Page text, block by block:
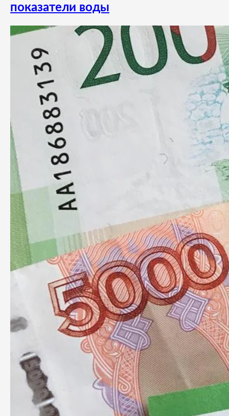
показатели воды